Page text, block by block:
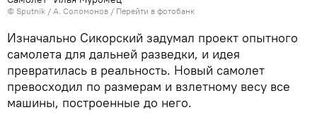
© Sputnik / А. Соломонов / Перейти в фотобанк
Изначально Сикорский задумал проект опытного
самолета для дальней разведки, и идея
превратилась в реальность. Новый самолет
превосходил по размерам и взлетному весу все
машины, построенные до него.